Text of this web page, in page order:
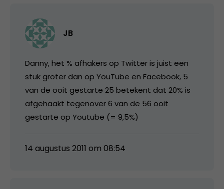
JB
Danny, het % afhakers op Twitter is juist een
stuk groter dan op YouTube en Facebook, 5
van de ooit gestarte 25 betekent dat 20% is
afgehaakt tegenover 6 van de 56 ooit
gestarte op Youtube (= 9,5%)
14 augustus 2011 om 08:54